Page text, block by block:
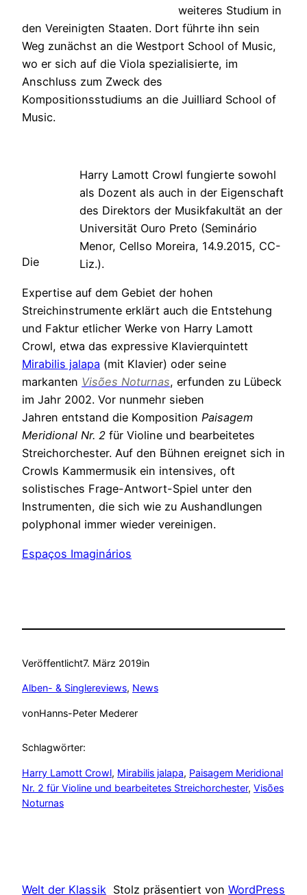
weiteres Studium in
den Vereinigten Staaten. Dort führte ihn sein
Weg zunächst an die Westport School of Music,
wo er sich auf die Viola spezialisierte, im
Anschluss zum Zweck des
Kompositionsstudiums an die Juilliard School of
Music.
Harry Lamott Crowl fungierte sowohl
als Dozent als auch in der Eigenschaft
des Direktors der Musikfakultät an der
Universität Ouro Preto (Seminário
Menor, Cellso Moreira, 14.9.2015, CC-
Liz.).
Die
Expertise auf dem Gebiet der hohen
Streichinstrumente erklärt auch die Entstehung
und Faktur etlicher Werke von Harry Lamott
Crowl, etwa das expressive Klavierquintett
Mirabilis jalapa (mit Klavier) oder seine
markanten Visões Noturnas, erfunden zu Lübeck
im Jahr 2002. Vor nunmehr sieben
Jahren entstand die Komposition Paisagem
Meridional Nr. 2 für Violine und bearbeitetes
Streichorchester. Auf den Bühnen ereignet sich in
Crowls Kammermusik ein intensives, oft
solistisches Frage-Antwort-Spiel unter den
Instrumenten, die sich wie zu Aushandlungen
polyphonal immer wieder vereinigen.
Espaços Imaginários
Veröffentlicht7. März 2019in
Alben- & Singlereviews, News
vonHanns-Peter Mederer
Schlagwörter:
Harry Lamott Crowl, Mirabilis jalapa, Paisagem Meridional
Nr. 2 für Violine und bearbeitetes Streichorchester, Visões
Noturnas
Welt der Klassik Stolz präsentiert von WordPress